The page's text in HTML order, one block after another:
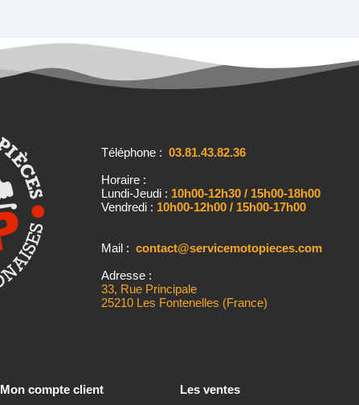
Téléphone :03.81.43.82.36
Horaire :
Lundi-Jeudi : 10h00-12h30 / 15h00-18h00
Vendredi : 10h00-12h00 / 15h00-17h00
Mail : contact@servicemotopieces.com
Adresse :
33, Rue Principale
25210 Les Fontenelles (France)
Mon compte client Les ventes